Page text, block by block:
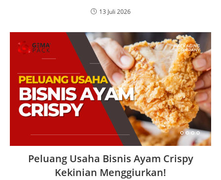
13 Juli 2026
Peluang Usaha Bisnis Ayam Crispy
Kekinian Menggiurkan!